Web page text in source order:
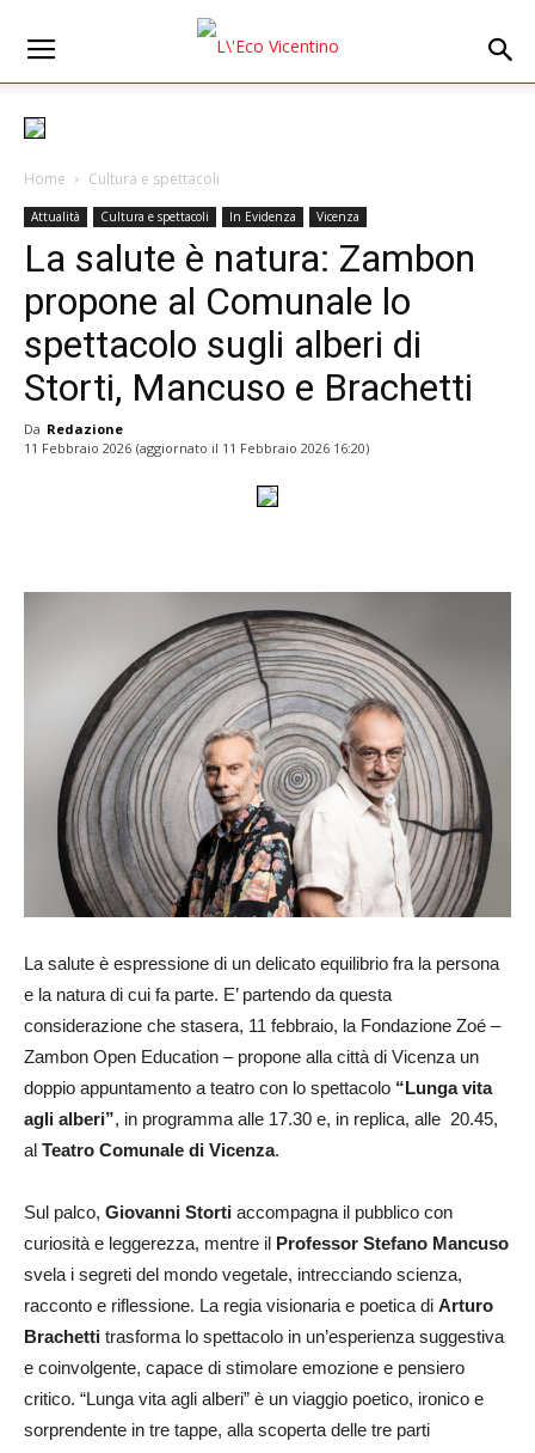
Home Cultura e spettacoli
Attualità Cultura e spettacoli In Evidenza Vicenza
La salute è natura: Zambon
propone al Comunale lo
spettacolo sugli alberi di
Storti, Mancuso e Brachetti
Da Redazione
11 Febbraio 2026 (aggiornato il 11 Febbraio 2026 16:20)
La salute è espressione di un delicato equilibrio fra la persona
e la natura di cui fa parte. E’ partendo da questa
considerazione che stasera, 11 febbraio, la Fondazione Zoé –
Zambon Open Education – propone alla città di Vicenza un
doppio appuntamento a teatro con lo spettacolo “Lunga vita
agli alberi”, in programma alle 17.30 e, in replica, alle 20.45,
al Teatro Comunale di Vicenza.
Sul palco, Giovanni Storti accompagna il pubblico con
curiosità e leggerezza, mentre il Professor Stefano Mancuso
svela i segreti del mondo vegetale, intrecciando scienza,
racconto e riflessione. La regia visionaria e poetica di Arturo
Brachetti trasforma lo spettacolo in un’esperienza suggestiva
e coinvolgente, capace di stimolare emozione e pensiero
critico. “Lunga vita agli alberi” è un viaggio poetico, ironico e
sorprendente in tre tappe, alla scoperta delle tre parti